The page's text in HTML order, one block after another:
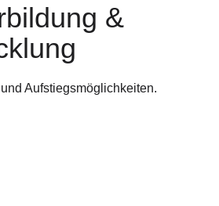
&
Aufstiegsmöglichkeiten.